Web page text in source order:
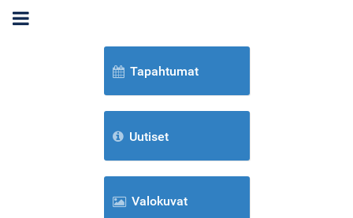
Tapahtumat
Uutiset
Valokuvat